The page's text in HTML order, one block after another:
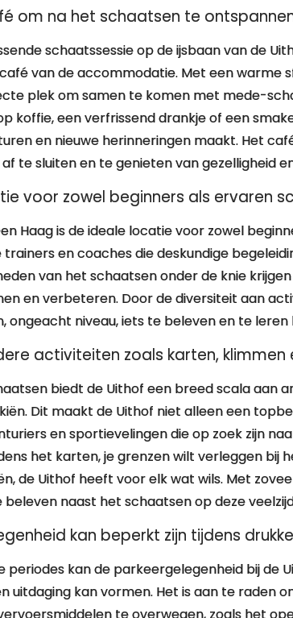
om na het schaatsen te
schaatssessie op de ijsbaan van de
van de accommodatie. Met een warme
plek om samen te komen met mede-
koffie, een verfrissend drankje of een
en nieuwe herinneringen maakt. Het
te sluiten en te genieten van gezelligheid
voor zowel beginners als ervaren
Haag is de ideale locatie voor zowel
en coaches die deskundige
van het schaatsen onder de knie
en verbeteren. Door de diversiteit aan
ongeacht niveau, iets te beleven en te leren
activiteiten zoals karten, klimmen
biedt de Uithof een breed scala aan
Dit maakt de Uithof niet alleen een
en sportievelingen die op zoek zijn
het karten, je grenzen wilt verleggen bij
de Uithof heeft voor elk wat wils. Met
beleven naast het schaatsen op deze
kan beperkt zijn tijdens
periodes kan de parkeergelegenheid bij de
uitdaging kan vormen. Het is aan te raden